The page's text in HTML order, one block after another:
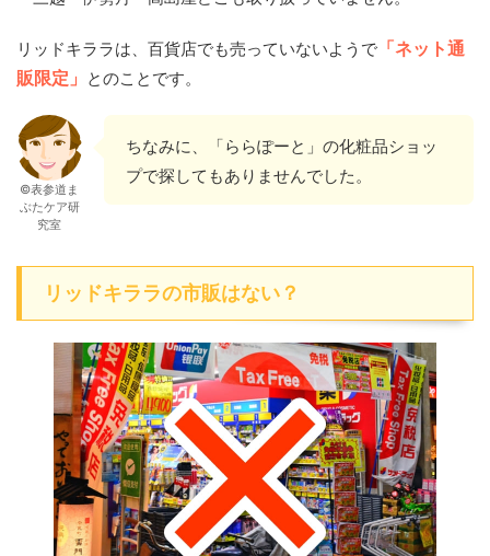
リッドキララは、百貨店でも売っていないようで 「ネット通
販限定」 とのことです。
©表参道ま
ぶたケア研
究室
ちなみに、「ららぽーと」の化粧品ショッ
プで探してもありませんでした。
リッドキララの市販はない？